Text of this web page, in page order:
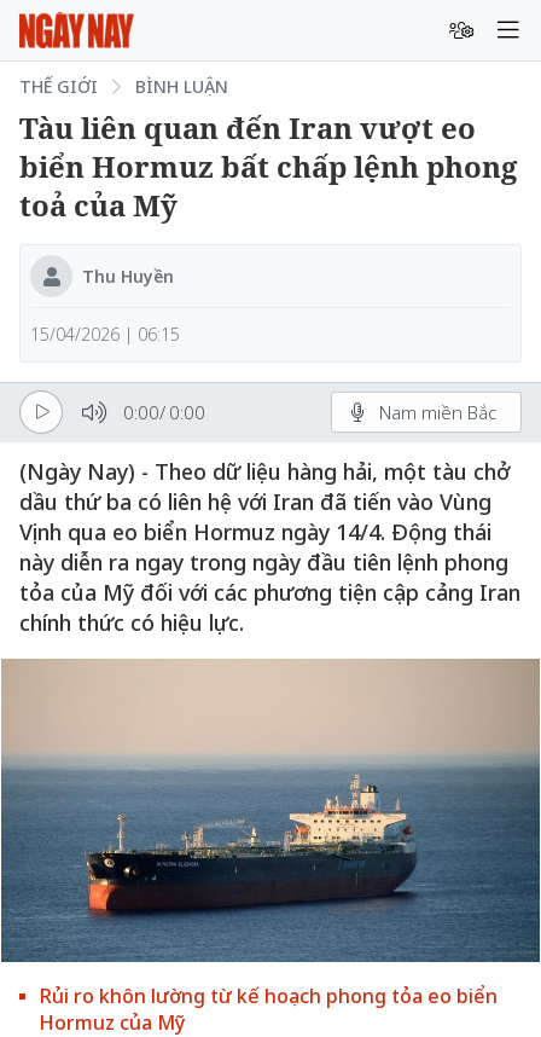
THẾ GIỚI BÌNH LUẬN
Tàu liên quan đến Iran vượt eo
biển Hormuz bất chấp lệnh phong
toả của Mỹ
Thu Huyền
15/04/2026 | 06:15
0:00/ 0:00 Nam miền Bắc
(Ngày Nay) - Theo dữ liệu hàng hải, một tàu chở
dầu thứ ba có liên hệ với Iran đã tiến vào Vùng
Vịnh qua eo biển Hormuz ngày 14/4. Động thái
này diễn ra ngay trong ngày đầu tiên lệnh phong
tỏa của Mỹ đối với các phương tiện cập cảng Iran
chính thức có hiệu lực.
Rủi ro khôn lường từ kế hoạch phong tỏa eo biển
Hormuz của Mỹ